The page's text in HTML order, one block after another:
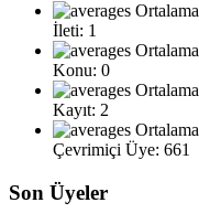
Ortalama
İleti: 1
Ortalama
Konu: 0
Ortalama
Kayıt: 2
Ortalama
Çevrimiçi Üye: 661
Son Üyeler